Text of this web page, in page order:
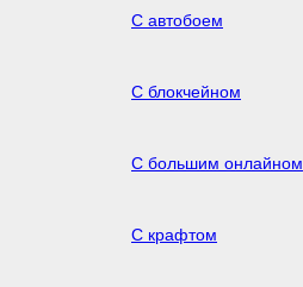
С автобоем
С блокчейном
С большим онлайном
С крафтом